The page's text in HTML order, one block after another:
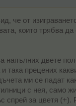
от
които трябва
двете
прецених
ми се падат
с нея, само
за цветя (+).